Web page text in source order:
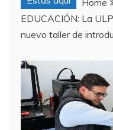
Home
EDUCACIÓN: La
nuevo taller de